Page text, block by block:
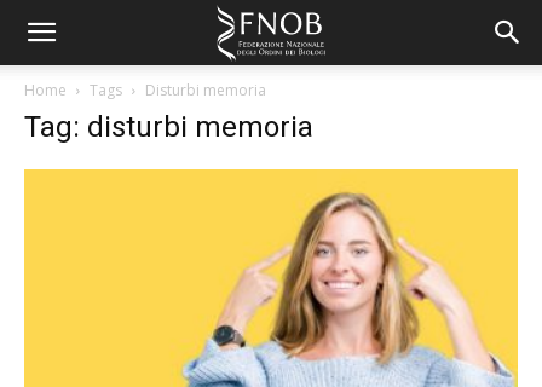
Home Tags Disturbi memoria
Tag: disturbi memoria